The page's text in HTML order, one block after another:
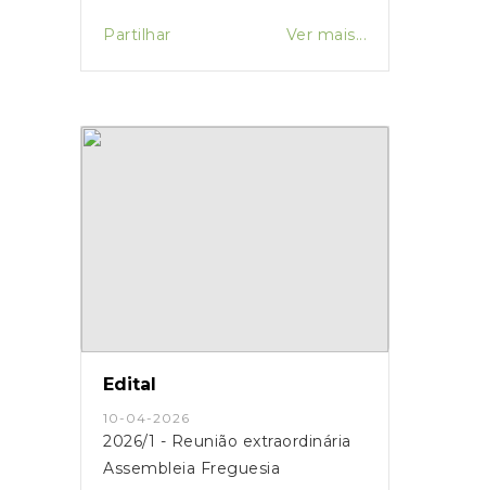
Partilhar Ver mais...
Edital
10-04-2026
2026/1 - Reunião extraordinária
Assembleia Freguesia